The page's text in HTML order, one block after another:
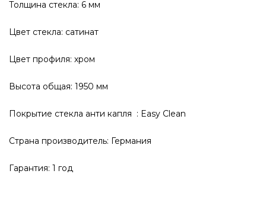
Толщина стекла: 6 мм
Цвет стекла: сатинат
Цвет профиля: хром
Высота общая: 1950 мм
Покрытие стекла анти капля : Easy Clean
Страна производитель: Германия
Гарантия: 1 год